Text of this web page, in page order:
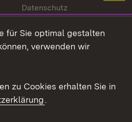
Datenschutz
Cookies
für Sie optimal gestalten
verwenden wir
zu Cookies erhalten Sie in
.